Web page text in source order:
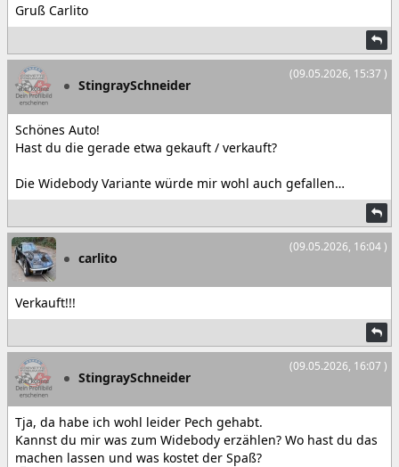
Gruß Carlito
(09.05.2026, 15:37 )
StingraySchneider
Schönes Auto!
Hast du die gerade etwa gekauft / verkauft?
Die Widebody Variante würde mir wohl auch gefallen…
(09.05.2026, 16:04 )
carlito
Verkauft!!!
(09.05.2026, 16:07 )
StingraySchneider
Tja, da habe ich wohl leider Pech gehabt.
Kannst du mir was zum Widebody erzählen? Wo hast du das
machen lassen und was kostet der Spaß?